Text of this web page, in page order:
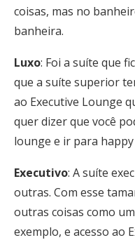
coisas, mas no
banheira.
Luxo: Foi a suíte que
que a suíte superior
ao Executive Lounge
quer dizer que você
lounge e ir para
Executivo: A suíte
outras. Com esse
outras coisas como
exemplo, e acesso ao